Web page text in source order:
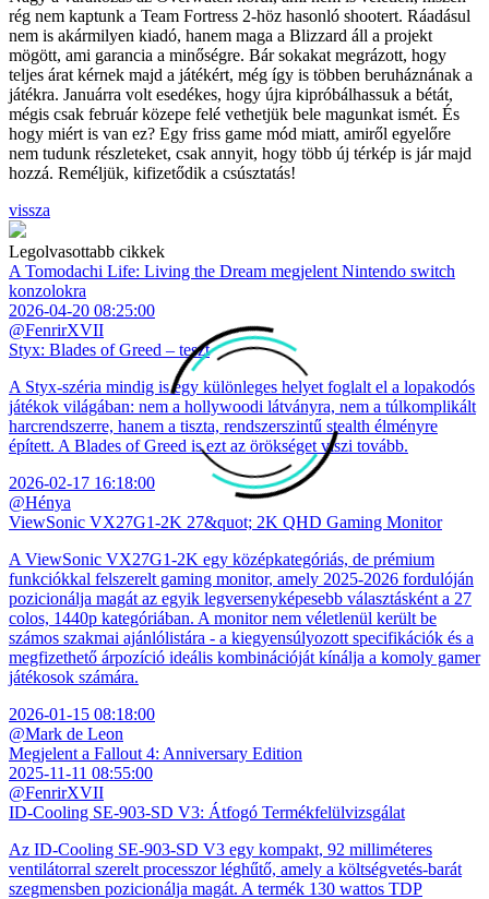
rég nem kaptunk a Team Fortress 2-höz hasonló shootert. Ráadásul
nem is akármilyen kiadó, hanem maga a Blizzard áll a projekt
mögött, ami garancia a minőségre. Bár sokakat megrázott, hogy
teljes árat kérnek majd a játékért, még így is többen beruháznának a
játékra. Januárra volt esedékes, hogy újra kipróbálhassuk a bétát,
mégis csak február közepe felé vethetjük bele magunkat ismét. És
hogy miért is van ez? Egy friss game mód miatt, amiről egyelőre
nem tudunk részleteket, csak annyit, hogy több új térkép is jár majd
hozzá. Reméljük, kifizetődik a csúsztatás!
vissza
Legolvasottabb cikkek
A Tomodachi Life: Living the Dream megjelent Nintendo switch
konzolokra
2026-04-20 08:25:00
@FenrirXVII
Styx: Blades of Greed – teszt
A Styx-széria mindig is egy különleges helyet foglalt el a lopakodós
játékok világában: nem a hollywoodi látványra, nem a túlkomplikált
harcrendszerre, hanem a tiszta, rendszerszintű stealth élményre
épített. A Blades of Greed is ezt az örökséget viszi tovább.
2026-02-17 16:18:00
@Hénya
ViewSonic VX27G1-2K 27&quot; 2K QHD Gaming Monitor
A ViewSonic VX27G1-2K egy középkategóriás, de prémium
funkciókkal felszerelt gaming monitor, amely 2025-2026 fordulóján
pozicionálja magát az egyik legversenyképesebb választásként a 27
colos, 1440p kategóriában. A monitor nem véletlenül került be
számos szakmai ajánlólistára - a kiegyensúlyozott specifikációk és a
megfizethető árpozíció ideális kombinációját kínálja a komoly gamer
játékosok számára.
2026-01-15 08:18:00
@Mark de Leon
Megjelent a Fallout 4: Anniversary Edition
2025-11-11 08:55:00
@FenrirXVII
ID-Cooling SE-903-SD V3: Átfogó Termékfelülvizsgálat
Az ID-Cooling SE-903-SD V3 egy kompakt, 92 milliméteres
ventilátorral szerelt processzor léghűtő, amely a költségvetés-barát
szegmensben pozicionálja magát. A termék 130 wattos TDP